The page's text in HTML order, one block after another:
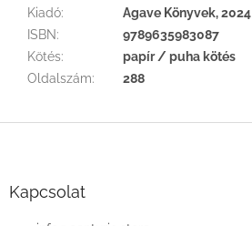
Kiadó:
Agave Könyvek, 2024
ISBN:
9789635983087
Kötés:
papír / puha kötés
Oldalszám: 288
Kapcsolat